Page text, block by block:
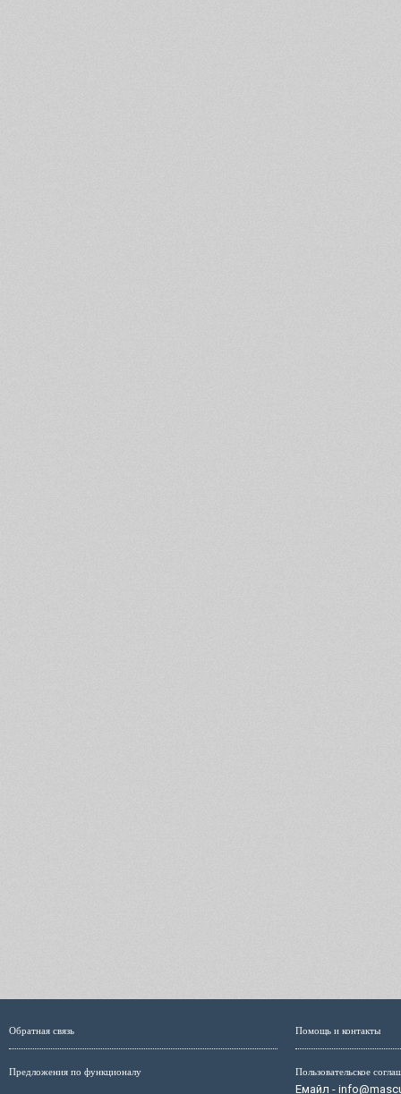
Обратная связь
Предложения по функционалу
Помощь и контакты
Пользовательское
Емайл -